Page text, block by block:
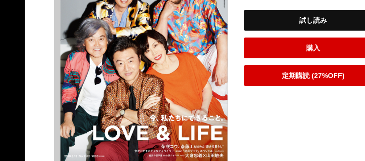
試し読み
購入
定期購読 (27%OFF)